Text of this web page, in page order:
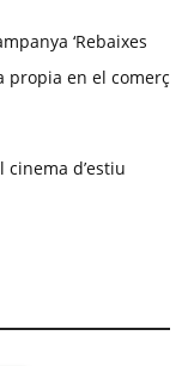
‘Rebaixes
propia en el comerç
cinema d’estiu